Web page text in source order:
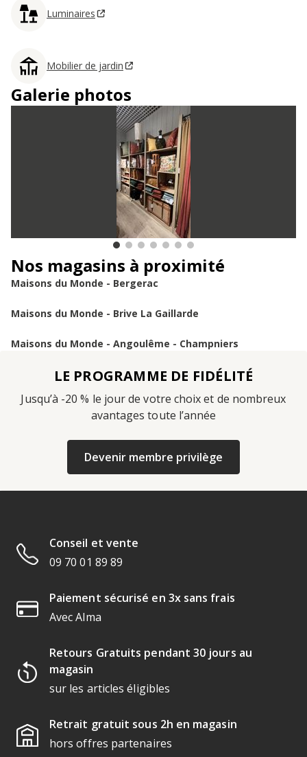
Luminaires
Mobilier de jardin
Galerie photos
Nos magasins à proximité
Maisons du Monde - Bergerac
Maisons du Monde - Brive La Gaillarde
Maisons du Monde - Angoulême - Champniers
LE PROGRAMME DE FIDÉLITÉ
Jusqu’à -20 % le jour de votre choix et de nombreux
avantages toute l’année
Devenir membre privilège
Conseil et vente
09 70 01 89 89
Paiement sécurisé en 3x sans frais
Avec Alma
Retours Gratuits pendant 30 jours au
magasin
sur les articles éligibles
Retrait gratuit sous 2h en magasin
hors offres partenaires